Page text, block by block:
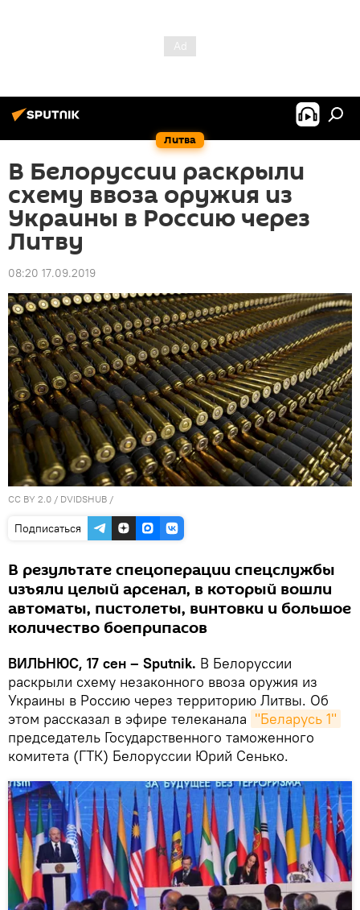
Литва
В Белоруссии раскрыли
схему ввоза оружия из
Украины в Россию через
Литву
08:20 17.09.2019
CC BY 2.0 / DVIDSHUB /
Подписаться
В результате спецоперации спецслужбы
изъяли целый арсенал, в который вошли
автоматы, пистолеты, винтовки и большое
количество боеприпасов
ВИЛЬНЮС, 17 сен – Sputnik. В Белоруссии
раскрыли схему незаконного ввоза оружия из
Украины в Россию через территорию Литвы. Об
этом рассказал в эфире телеканала "Беларусь 1"
председатель Государственного таможенного
комитета (ГТК) Белоруссии Юрий Сенько.